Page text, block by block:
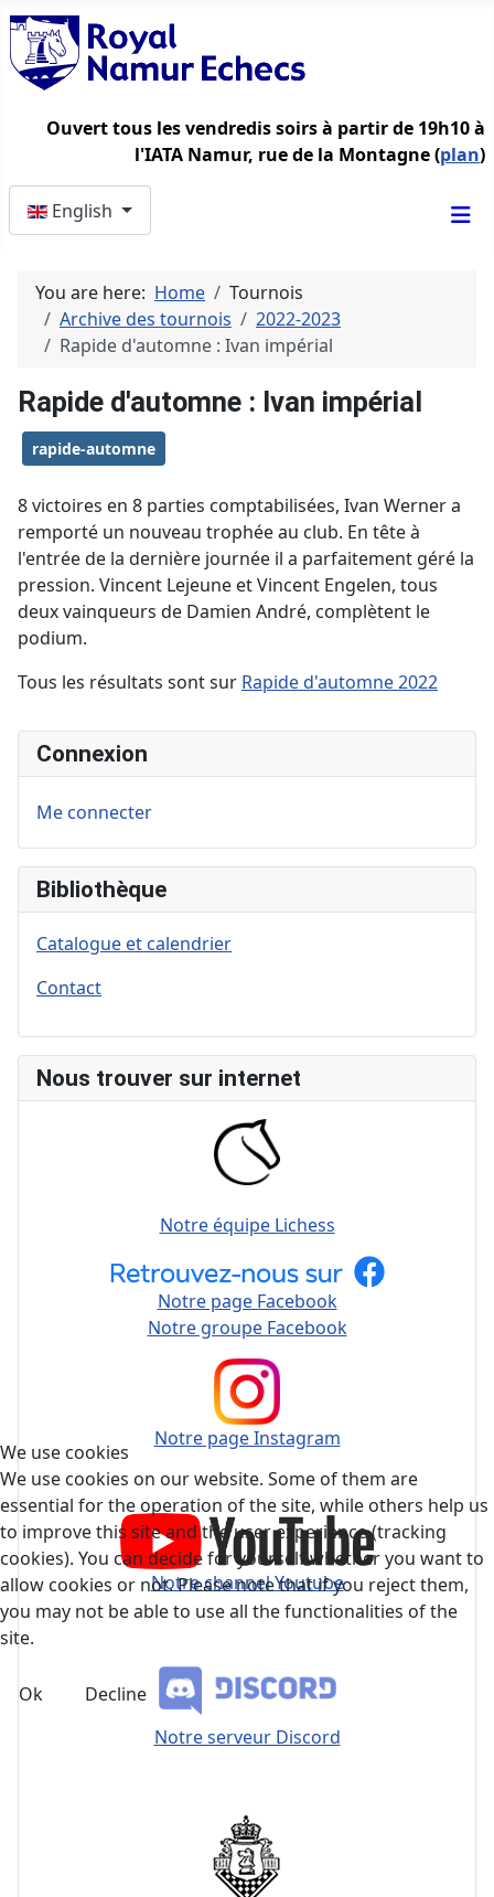
Ouvert tous les vendredis soirs à partir de 19h10 à
l'IATA Namur, rue de la Montagne (plan)
English
You are here: Home
Tournois
Archive des tournois
2022-2023
Rapide d'automne : Ivan impérial
Rapide d'automne : Ivan impérial
rapide-automne
8 victoires en 8 parties comptabilisées, Ivan Werner a
remporté un nouveau trophée au club. En tête à
l'entrée de la dernière journée il a parfaitement géré la
pression. Vincent Lejeune et Vincent Engelen, tous
deux vainqueurs de Damien André, complètent le
podium.
Tous les résultats sont sur Rapide d'automne 2022
Connexion
Me connecter
Bibliothèque
Catalogue et calendrier
Contact
Nous trouver sur internet
Notre équipe Lichess
Notre page Facebook
Notre groupe Facebook
Notre page Instagram
Notre channel Youtube
Notre serveur Discord
We use cookies
We use cookies on our website. Some of them are
essential for the operation of the site, while others help us
to improve this site and the user experience (tracking
cookies). You can decide for yourself whether you want to
allow cookies or not. Please note that if you reject them,
you may not be able to use all the functionalities of the
site.
Ok Decline